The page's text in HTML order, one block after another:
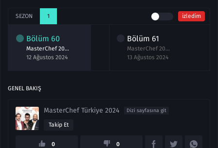
SEZON 1 izledim
Bölüm 60
MasterChef 2024 60.Bölüm izle 12 Ağustos
12 Ağustos 2024
Bölüm 61
MasterChef 2024 61.Bölüm izle 13 Ağustos
13 Ağustos 2024
GENEL BAKIŞ
MasterChef Türkiye 2024 Dizi sayfasına git
Takip Et
0 0